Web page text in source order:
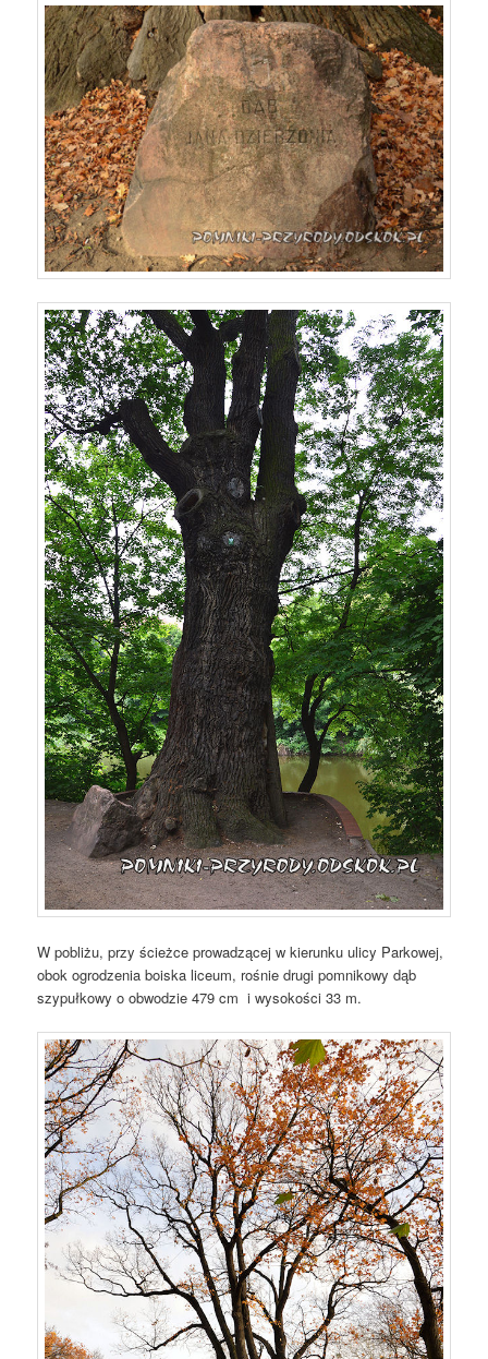
W pobliżu, przy ścieżce prowadzącej w kierunku ulicy Parkowej,
obok ogrodzenia boiska liceum, rośnie drugi pomnikowy dąb
szypułkowy o obwodzie 479 cm i wysokości 33 m.